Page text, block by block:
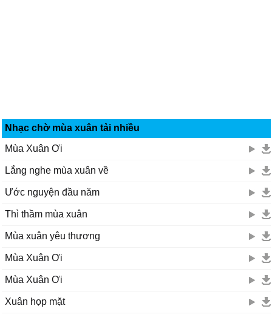
Nhạc chờ mùa xuân tải nhiều
Mùa Xuân Ơi
Lắng nghe mùa xuân về
Ước nguyện đầu năm
Thì thầm mùa xuân
Mùa xuân yêu thương
Mùa Xuân Ơi
Mùa Xuân Ơi
Xuân họp mặt